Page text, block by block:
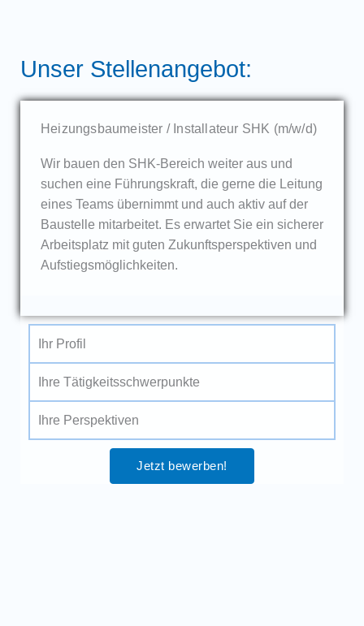
Unser Stellenangebot:
Heizungsbaumeister / Installateur SHK (m/w/d)
Wir bauen den SHK-Bereich weiter aus und
suchen eine Führungskraft, die gerne die Leitung
eines Teams übernimmt und auch aktiv auf der
Baustelle mitarbeitet. Es erwartet Sie ein sicherer
Arbeitsplatz mit guten Zukunftsperspektiven und
Aufstiegsmöglichkeiten.
Ihr Profil
Ihre Tätigkeitsschwerpunkte
Ihre Perspektiven
Jetzt bewerben!